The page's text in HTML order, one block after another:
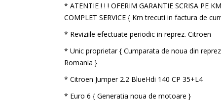
* ATENTIE ! ! ! OFERIM GARANTIE SCRISA PE
COMPLET SERVICE { Km trecuti in factura de
* Reviziile efectuate periodic in reprez. Citroen
* Unic proprietar { Cumparata de noua din
Romania }
* Citroen Jumper 2.2 BlueHdi 140 CP 35+L4
* Euro 6 { Generatia noua de motoare }